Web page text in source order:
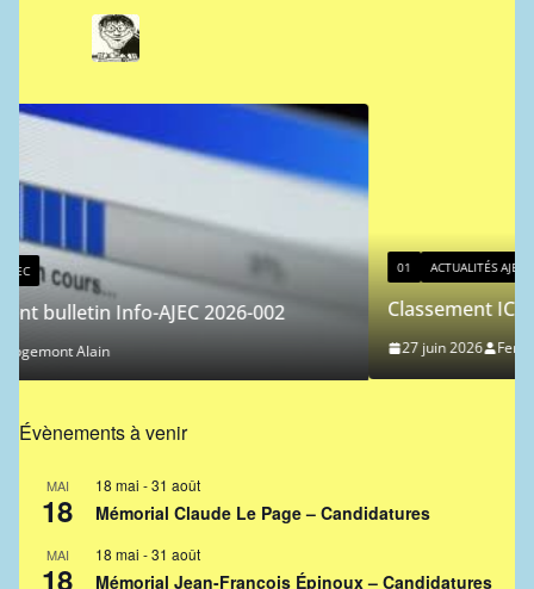
002 Classement ICCF des joueurs de l’AJEC
Ferdinand Jocelyn
Évènements à venir
MAI
18
18 mai -31 août
Mémorial Claude Le Page – Candidatures
MAI
18
18 mai -31 août
Mémorial Jean-François Épinoux – Candidatures